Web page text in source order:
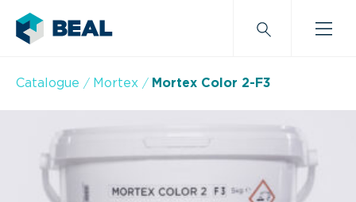
Catalogue Mortex Mortex Color 2-F3